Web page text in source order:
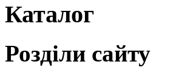
Каталог
Розділи сайту